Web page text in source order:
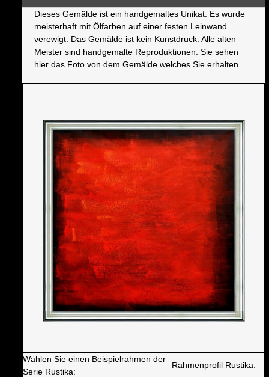
Dieses Gemälde ist ein handgemaltes Unikat. Es wurde
meisterhaft mit Ölfarben auf einer festen Leinwand
verewigt. Das Gemälde ist kein Kunstdruck. Alle alten
Meister sind handgemalte Reproduktionen. Sie sehen
hier das Foto von dem Gemälde welches Sie erhalten.
Wählen Sie einen Beispielrahmen der
Serie Rustika:
Rahmenprofil Rustika: